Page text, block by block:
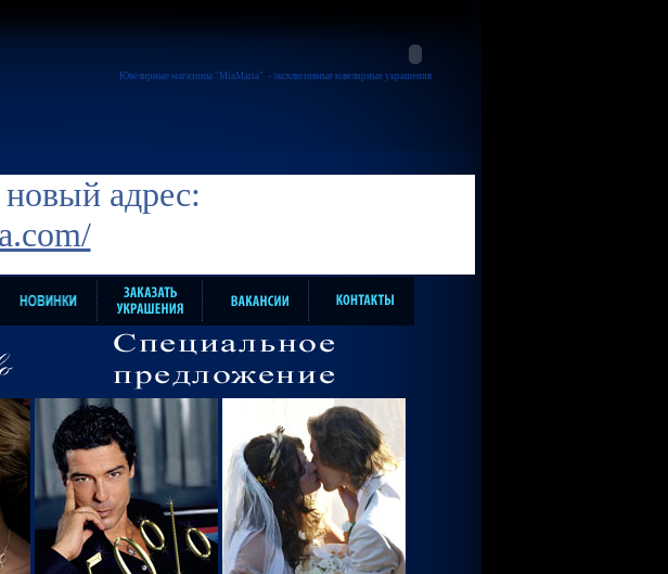
Ювелирные магазины "MiaMaria" - эксклюзивные ювелирные украшения
адрес: